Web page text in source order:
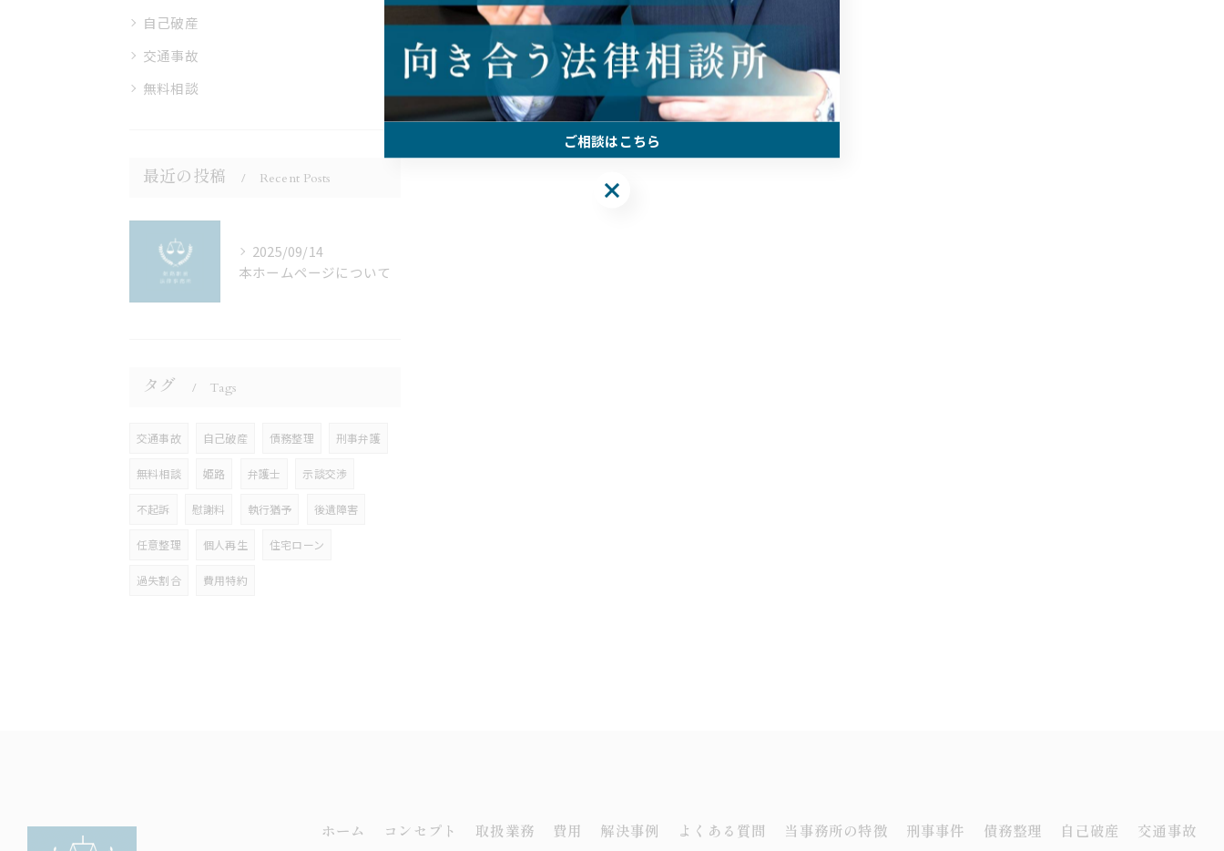
自己破産
交通事故
無料相談
最近の投稿 Recent Posts
2025/09/14
本ホームページについて
タグ Tags
交通事故 自己破産 債務整理 刑事弁護
無料相談 姫路 弁護士 示談交渉
不起訴 慰謝料 執行猶予 後遺障害
任意整理 個人再生 住宅ローン
過失割合 費用特約
ホーム コンセプト 取扱業務 費用 解決事例 よくある質問 当事務所の特徴 刑事事件 債務整理 自己破産 交通事故
ご相談はこちら
ご相談はこちら